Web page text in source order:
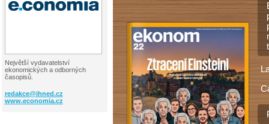
Největší vydavatelství
ekonomických a odborných
časopisů.
redakce@ihned.cz
www.economia.cz